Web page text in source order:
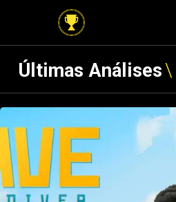
NOTÍCIAS
ARTIGOS
ANÁLISES
OFERTAS
Últimas Análises